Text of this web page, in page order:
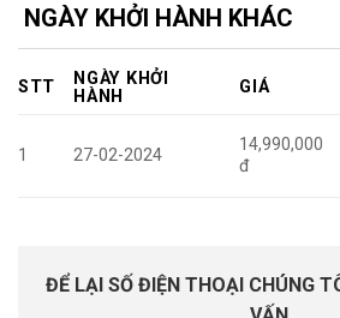
NGÀY KHỞI HÀNH KHÁC
STT
NGÀY KHỞI
HÀNH
GIÁ
1 27-02-2024
14,990,000
đ
ĐỂ LẠI SỐ ĐIỆN THOẠI CHÚNG